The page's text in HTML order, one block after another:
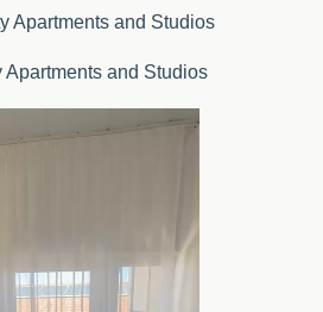
Apartments and Studios
Apartments and Studios